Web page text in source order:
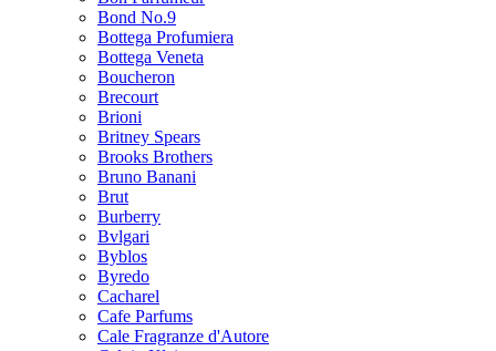
Bond No.9
Bottega Profumiera
Bottega Veneta
Boucheron
Brecourt
Brioni
Britney Spears
Brooks Brothers
Bruno Banani
Brut
Burberry
Bvlgari
Byblos
Byredo
Cacharel
Cafe Parfums
Cale Fragranze d'Autore